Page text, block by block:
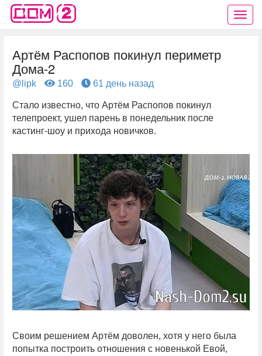
Артём Распопов покинул периметр
Дома-2
@lipk 160 61 день назад
Стало известно, что Артём Распопов покинул
телепроект, ушел парень в понедельник после
кастинг-шоу и прихода новичков.
Своим решением Артём доволен, хотя у него была
попытка построить отношения с новенькой Евой,